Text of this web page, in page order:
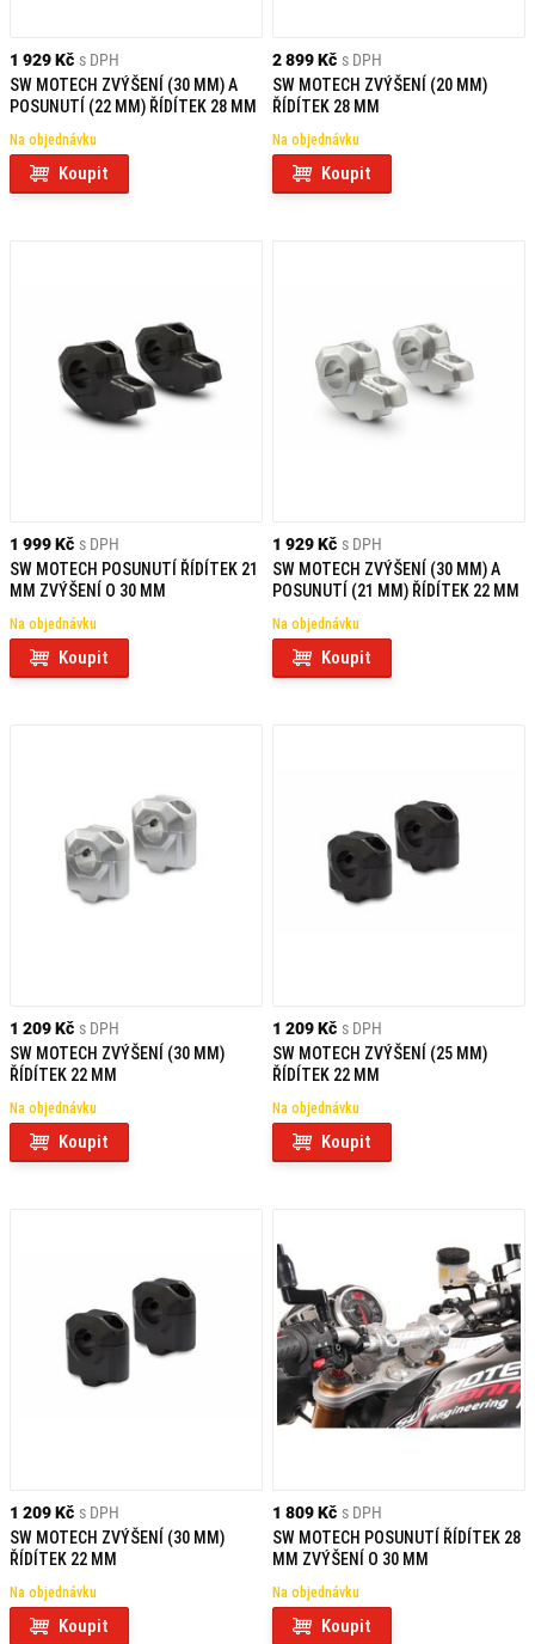
1 929 Kč s DPH
SW MOTECH ZVÝŠENÍ (30 MM) A
POSUNUTÍ (22 MM) ŘÍDÍTEK 28 MM
Na objednávku
Koupit
2 899 Kč s DPH
SW MOTECH ZVÝŠENÍ (20 MM)
ŘÍDÍTEK 28 MM
Na objednávku
Koupit
1 999 Kč s DPH
SW MOTECH POSUNUTÍ ŘÍDÍTEK 21
MM ZVÝŠENÍ O 30 MM
Na objednávku
Koupit
1 929 Kč s DPH
SW MOTECH ZVÝŠENÍ (30 MM) A
POSUNUTÍ (21 MM) ŘÍDÍTEK 22 MM
Na objednávku
Koupit
1 209 Kč s DPH
SW MOTECH ZVÝŠENÍ (30 MM)
ŘÍDÍTEK 22 MM
Na objednávku
Koupit
1 209 Kč s DPH
SW MOTECH ZVÝŠENÍ (25 MM)
ŘÍDÍTEK 22 MM
Na objednávku
Koupit
1 209 Kč s DPH
SW MOTECH ZVÝŠENÍ (30 MM)
ŘÍDÍTEK 22 MM
Na objednávku
Koupit
1 809 Kč s DPH
SW MOTECH POSUNUTÍ ŘÍDÍTEK 28
MM ZVÝŠENÍ O 30 MM
Na objednávku
Koupit